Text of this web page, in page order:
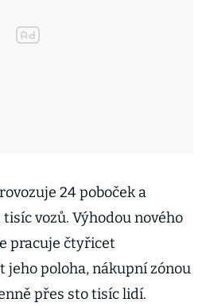
24 poboček a
vozů. Výhodou nového
pracuje čtyřicet
jeho poloha, nákupní zónou
přes sto tisíc lidí.